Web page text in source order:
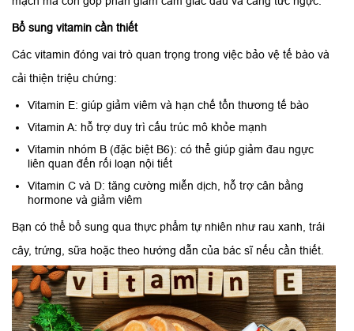
Bổ sung vitamin cần thiết
Các vitamin đóng vai trò quan trọng trong việc bảo vệ tế bào và
cải thiện triệu chứng:
Vitamin E: giúp giảm viêm và hạn chế tổn thương tế bào
Vitamin A: hỗ trợ duy trì cấu trúc mô khỏe mạnh
Vitamin nhóm B (đặc biệt B6): có thể giúp giảm đau ngực
liên quan đến rối loạn nội tiết
Vitamin C và D: tăng cường miễn dịch, hỗ trợ cân bằng
hormone và giảm viêm
Bạn có thể bổ sung qua thực phẩm tự nhiên như rau xanh, trái
cây, trứng, sữa hoặc theo hướng dẫn của bác sĩ nếu cần thiết.